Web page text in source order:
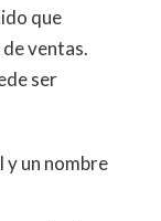
que
ventas.
ser
un nombre